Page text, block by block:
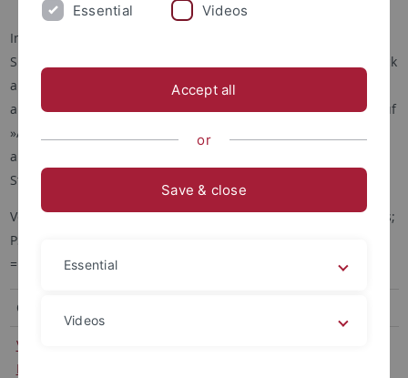
Im Folgenden sind alle Veranstaltungen aufgelistet, die das
Slavische Seminar im Sommersemester 2015 anbietet. Ein Klick
auf den Veranstaltungstitel zeigt Ihnen weitere Informationen
an (Zeit, Ort, Veranstaltungskommentar usw.), und per Klick auf
»Anmeldung« können Sie sich für die Veranstaltung an- oder
abmelden. Bei
Studiengängen sortiert.
Verwendete Abkürzungen: HS = Hauptseminar; OK = Oberkurs;
PS = Proseminar; SQ = Schlüsselqualifikationen; Ü = Übung; VL
= Vorlesung
Grundlagenmodule
VL: Einführung in die
Literaturwissenschaft
Essential Videos
Accept all
or
Save & close
Essential
Videos